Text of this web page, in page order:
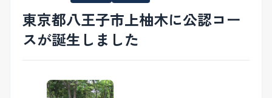
東京都八王子市上柚木に公認コー
スが誕生しました